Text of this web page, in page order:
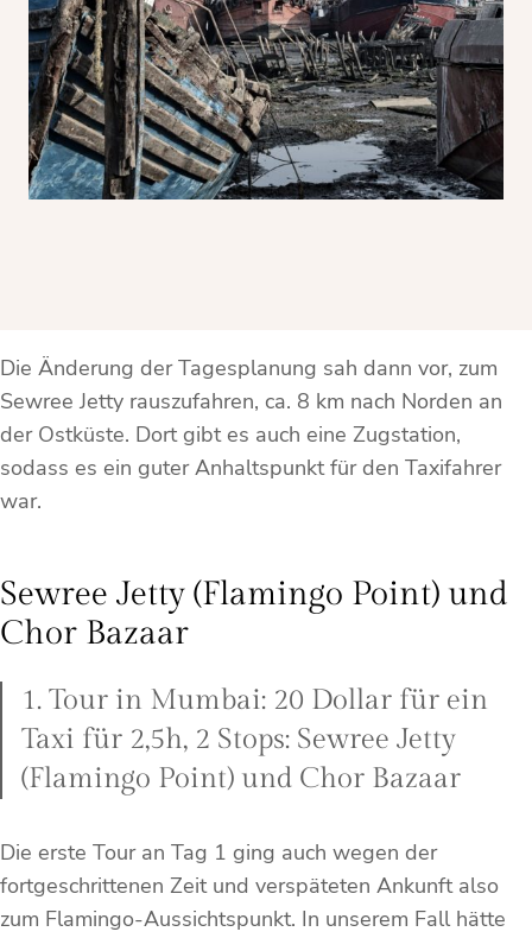
Die Änderung der Tagesplanung sah dann vor, zum
Sewree Jetty rauszufahren, ca. 8 km nach Norden an
der Ostküste. Dort gibt es auch eine Zugstation,
sodass es ein guter Anhaltspunkt für den Taxifahrer
war.
Sewree Jetty (Flamingo Point) und
Chor Bazaar
1. Tour in Mumbai: 20 Dollar für ein
Taxi für 2,5h, 2 Stops: Sewree Jetty
(Flamingo Point) und Chor Bazaar
Die erste Tour an Tag 1 ging auch wegen der
fortgeschrittenen Zeit und verspäteten Ankunft also
zum Flamingo-Aussichtspunkt. In unserem Fall hätte